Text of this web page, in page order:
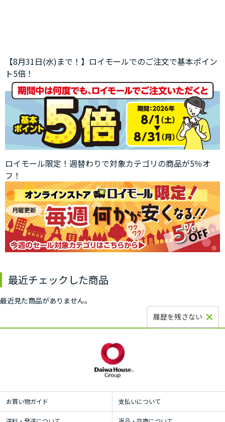
【8月31日(水)まで！】ロイモールでのご注文で基本ポイン
ト5倍！
ロイモール限定！週替わりで対象カテゴリの商品が5％オ
フ！
最近チェックした商品
最近見た商品がありません。
履歴を残さない
お買い物ガイド 支払いについて